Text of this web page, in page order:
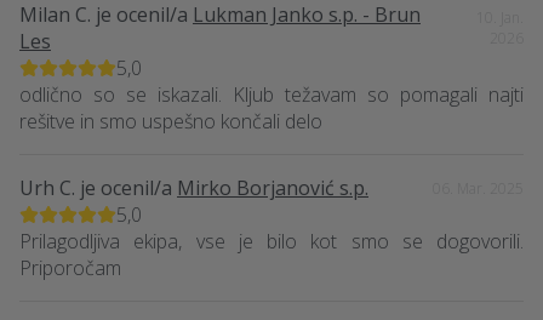
Milan C. je ocenil/a Lukman Janko s.p. - Brun
Les
5,0
odlično so se iskazali. Kljub težavam so pomagali najti
rešitve in smo uspešno končali delo
Urh C. je ocenil/a Mirko Borjanović s.p.
5,0
Prilagodljiva ekipa, vse je bilo kot smo se dogovorili.
Priporočam